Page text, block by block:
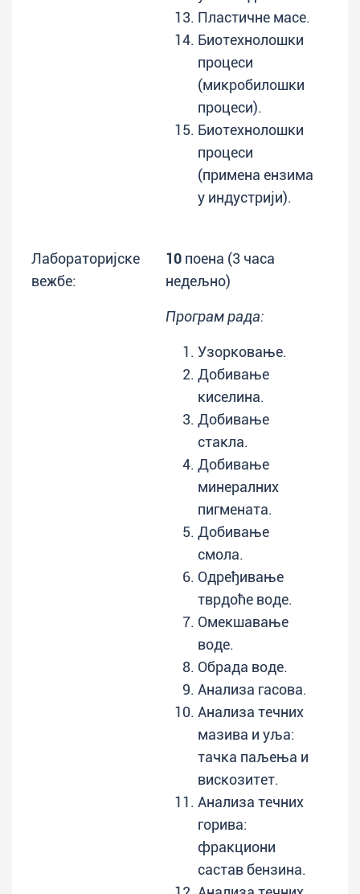
Пластичне масе.
Биотехнолошки
процеси
(микробилошки
процеси).
Биотехнолошки
процеси
(примена ензима
у индустрији).
Лабораторијске
вежбе:
10 поена (3 часа
недељно)
Програм рада:
Узорковање.
Добивање
киселина.
Добивање
стакла.
Добивање
минералних
пигмената.
Добивање
смола.
Одређивање
тврдоће воде.
Омекшавање
воде.
Обрада воде.
Анализа гасова.
Анализа течних
мазива и уља:
тачка паљења и
вискозитет.
Анализа течних
горива:
фракциони
састав бензина.